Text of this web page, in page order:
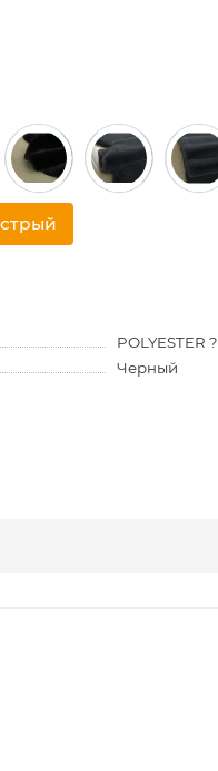
POLYESTER ?
Черный